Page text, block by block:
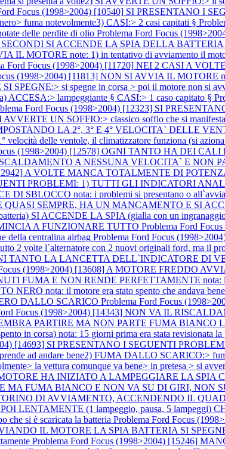
Focus (1998>2004) [10540] SI PRESENTANO I
fuma notevolmente3) CASI:> 2 casi capitati §
delle perdite di olio Problema Ford Focus
SI ACCENDE LA SPIA DELLA
IL MOTORE note: 1) in tentativo di avviamento il
Ford Focus (1998>2004) [11720] NEI 2 CASI A
(1998>2004) [11813] NON SI AVVIA IL MOTORE
SPEGNE:> si spegne in corsa > poi il motore non si
ACCESA:> lampeggiante § CASI:> 1 caso capitato §
Ford Focus (1998>2004) [12323] SI
UN SOFFIO:> classico soffio che si
LA 2°, 3° E 4° VELOCITA` DELLE
delle ventole, il climatizzatore funziona (si
(1998>2004) [12578] OGNI TANTO HA DEI
A NESSUNA VELOCITA` E NON
A VOLTE MANCA TOTALMENTE DI
PROBLEMI: 1) TUTTI GLI INDICATORI
SBLOCCO nota: i problemi si presentano o
QUASI SEMPRE, HA UN MANCAMENTO E SI
SI ACCENDE LA SPIA (gialla con un
A FUNZIONARE TUTTO Problema Ford
della centralina airbag Problema Ford Focus
volte l`alternatore con 2 nuovi originali ford, ma il
TANTO LA LANCETTA DELL`INDICATORE DI
(1998>2004) [13608] A MOTORE FREDDO
FUMA E NON RENDE PERFETTAMENTE nota: il
nota: il motore era stato spento che andava bene
DALLO SCARICO Problema Ford Focus
Focus (1998>2004) [14343] NON VA IL
PARTIRE MA NON PARTE FUMA
in corsa) nota: 15 giorni prima era stata revisionata la
[14693] SI PRESENTANO I SEGUENTI
ad andare bene2) FUMA DALLO SCARICO:>
la vettura comunque va bene> in pretesa > si
HA INIZIATO A LAMPEGGIARE LA
FUMA BIANCO E NON VA SU DI GIRI, NON
DI AVVIAMENTO, ACCENDENDO IL
LENTAMENTE (1 lampeggio, pausa, 5 lampeggi)
che si è scaricata la batteria Problema Ford Focus
IL MOTORE LA SPIA BATTERIA SI
Problema Ford Focus (1998>2004) [15246]